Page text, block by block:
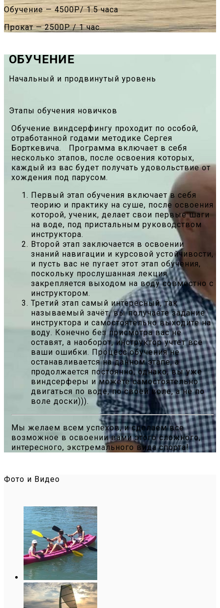
Обучение — 4500Р/ 1.5 часа
Прокат — 2500Р / 1 час
ОБУЧЕНИЕ
Начальный и продвинутый уровень
Этапы обучения новичков
Обучение виндсерфингу проходит по особой,
отработанной годами методике Сергея
Борткевича. Программа включает в себя
несколько этапов, после освоения которых,
каждый из вас будет получать удовольствие от
хождения под парусом.
Первый этап обучения включает в себя
теорию и практику на суше, после освоения
которой, ученик, делает свои первые шаги
на воде, под пристальным руководством
инструктора.
Второй этап заключается в освоении
знаний навигации и курсовой устойчивости,
и пусть вас не пугает этот этап обучения,
поскольку прослушанная лекция
закрепляется выходом на воду совместно с
инструктором.
Третий этап самый интересный, так
называемый зачёт, вы получаете задание
инструктора и самостоятельно выходите на
воду. Конечно без присмотра вас не
оставят, а наоборот, инструктор учтет все
ваши ошибки. Процесс обучения не
останавливается на данном этапе, а
продолжается постоянно, однако, вы уже
виндсерферы и можете самостоятельно
двигаться по воде, по своей воле, а не по
воле доски))).
Мы желаем всем успехов, и сделаем все
возможное в освоении вами этого сложного,
интересного, экстремального вида спорта!
Фото и Видео